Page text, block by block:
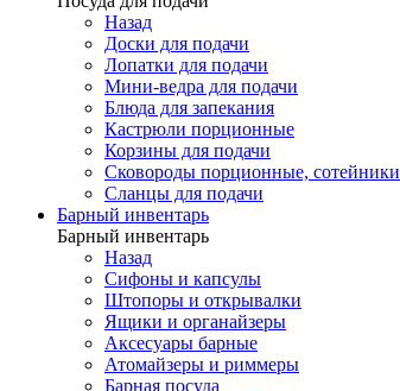
Назад
Доски для подачи
Лопатки для подачи
Мини-ведра для подачи
Блюда для запекания
Кастрюли порционные
Корзины для подачи
Сковороды порционные, сотейники
Сланцы для подачи
Барный инвентарь
Барный инвентарь
Назад
Сифоны и капсулы
Штопоры и открывалки
Ящики и органайзеры
Аксесуары барные
Атомайзеры и риммеры
Барная посуда